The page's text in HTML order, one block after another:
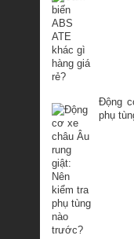
Động
phụ